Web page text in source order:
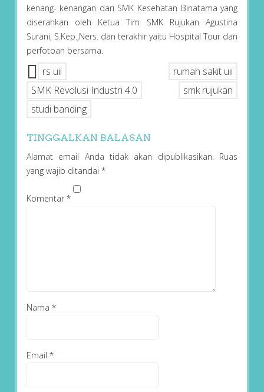
kenang- kenangan dari SMK Kesehatan Binatama yang
diserahkan oleh Ketua Tim SMK Rujukan Agustina
Surani, S.Kep.,Ners. dan terakhir yaitu Hospital Tour dan
perfotoan bersama.
rs uii
rumah sakit uii
SMK Revolusi Industri 4.0
smk rujukan
studi banding
TINGGALKAN BALASAN
Alamat email Anda tidak akan dipublikasikan. Ruas
yang wajib ditandai *
Komentar *
Nama *
Email *